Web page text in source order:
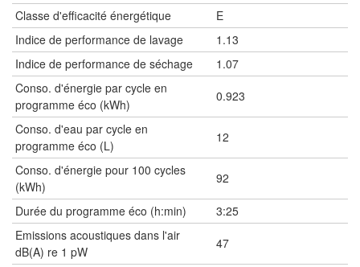
Classe d'efficacité énergétique
E
Indice de performance de lavage
1.13
Indice de performance de séchage
1.07
Conso. d'énergie par cycle en
programme éco (kWh)
0.923
Conso. d'eau par cycle en
programme éco (L)
12
Conso. d'énergie pour 100 cycles
(kWh)
92
Durée du programme éco (h:min)
3:25
Emissions acoustiques dans l'air
dB(A) re 1 pW
47